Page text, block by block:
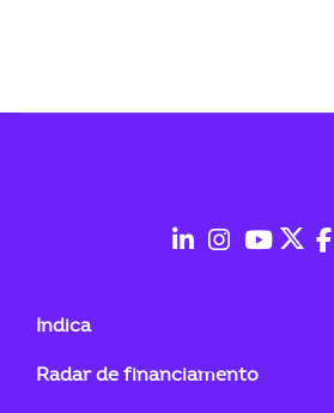
in
Indica
Radar de financiamento